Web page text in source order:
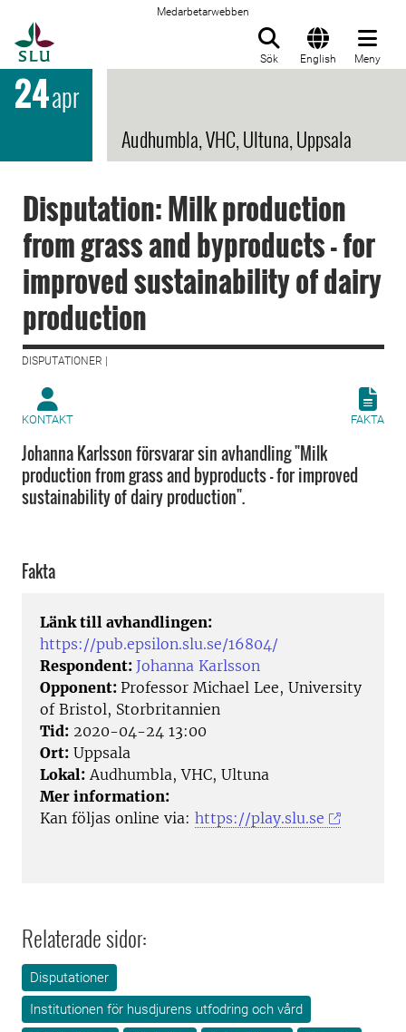
Medarbetarwebben
Sök English Meny
24apr
Audhumbla, VHC, Ultuna, Uppsala
Disputation: Milk production
from grass and byproducts - for
improved sustainability of dairy
production
DISPUTATIONER |
KONTAKT FAKTA
Johanna Karlsson försvarar sin avhandling "Milk
production from grass and byproducts - for improved
sustainability of dairy production".
Fakta
Länk till avhandlingen:
https://pub.epsilon.slu.se/16804/
Respondent: Johanna Karlsson
Opponent: Professor Michael Lee, University
of Bristol, Storbritannien
Tid: 2020-04-24 13:00
Ort: Uppsala
Lokal: Audhumbla, VHC, Ultuna
Mer information:
Kan följas online via: https://play.slu.se
Relaterade sidor:
Disputationer
Institutionen för husdjurens utfodring och vård